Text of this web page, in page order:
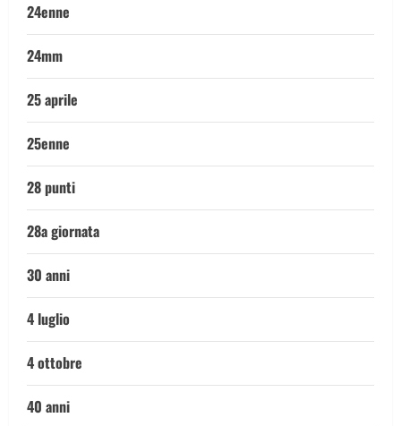
24enne
24mm
25 aprile
25enne
28 punti
28a giornata
30 anni
4 luglio
4 ottobre
40 anni